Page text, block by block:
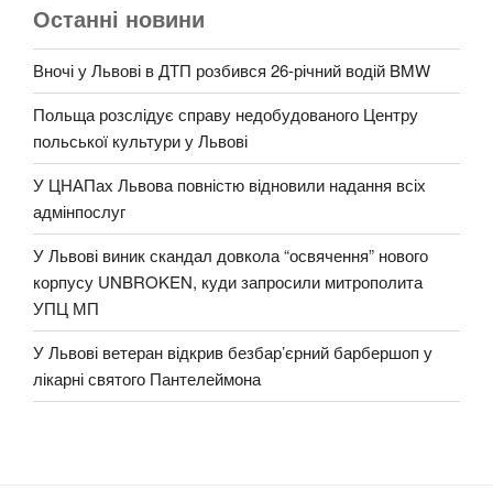
Останні новини
Вночі у Львові в ДТП розбився 26-річний водій BMW
Польща розслідує справу недобудованого Центру
польської культури у Львові
У ЦНАПах Львова повністю відновили надання всіх
адмінпослуг
У Львові виник скандал довкола “освячення” нового
корпусу UNBROKEN, куди запросили митрополита
УПЦ МП
У Львові ветеран відкрив безбар’єрний барбершоп у
лікарні святого Пантелеймона